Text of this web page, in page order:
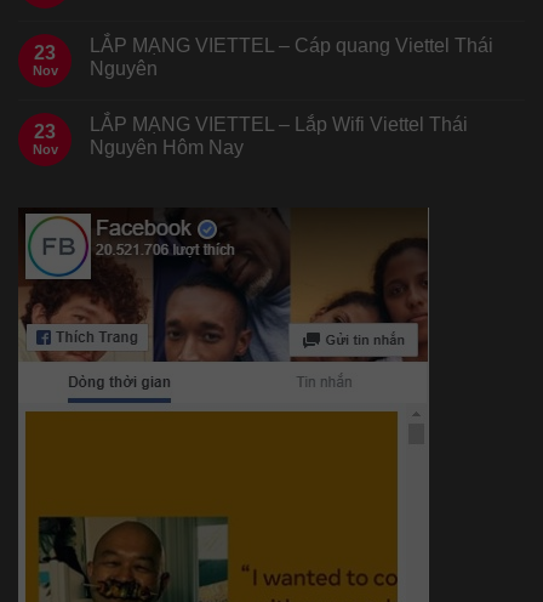
23
Nov
LẮP MẠNG VIETTEL – Cáp quang Viettel Thái
Nguyên
23
Nov
LẮP MẠNG VIETTEL – Lắp Wifi Viettel Thái
Nguyên Hôm Nay